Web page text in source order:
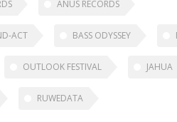
ANUS RECORDS
ACT BASS ODYSSEY
OUTLOOK FESTIVAL JAHUA
RUWEDATA